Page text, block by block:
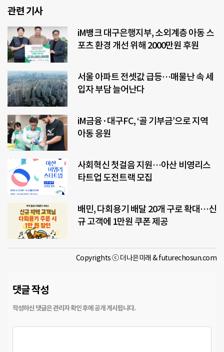
관련 기사
iM뱅크 대구은행지부, 소외계층 아동 스
포츠 환경 개선 위해 2000만원 후원
서울 아파트 전셋값 급등…매물난 속 세
입자 부담 늘어난다
iM금융·대구FC, ‘골 기부금’으로 지역
아동 응원
사회혁신 첫걸음 지원…아산 비영리스
타트업 도전트랙 모집
배민, 다회용기 배달 20개 구로 확대…신
규 고객에 1만원 쿠폰 제공
Copyrights ⓒ 더나은미래 & futurechosun.com
댓글 작성